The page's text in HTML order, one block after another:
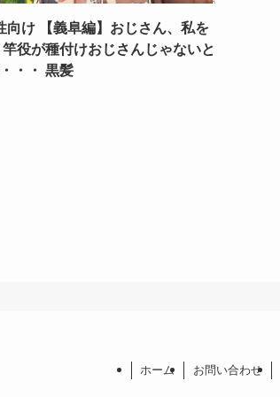
向け 【義阜編】おじさん、私を
役が種付けおじさんじゃないと
・・ 黒髪
ホーム お問い合わせ